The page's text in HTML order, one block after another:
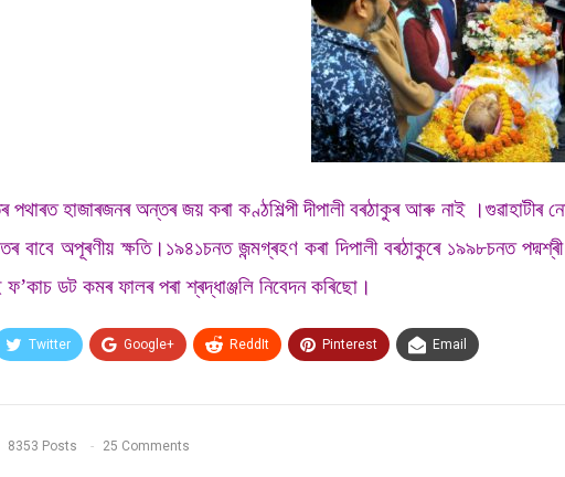
হাজাৰজনৰ অন্তৰ জয় কৰা কণ্ঠশিল্পী দীপালী বৰঠাকুৰ আৰু নাই ।গুৱাহাটীৰ
বাবে অপূৰণীয় ক্ষতি।১৯৪১চনত জন্মগ্ৰহণ কৰা দিপালী বৰঠাকুৰে ১৯৯৮চনত
ডট কমৰ ফালৰ পৰা শ্ৰদ্ধাঞ্জলি নিবেদন কৰিছো।
Twitter Google+ ReddIt Pinterest Email
8353 Posts 25 Comments